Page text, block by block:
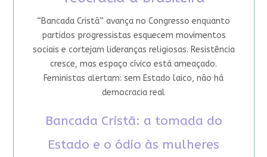
“Bancada Cristã” avança no Congresso enquanto
partidos progressistas esquecem movimentos
sociais e cortejam lideranças religiosas. Resistência
cresce, mas espaço cívico está ameaçado.
Feministas alertam: sem Estado laico, não há
democracia real
Bancada Cristã: a tomada do
Estado e o ódio às mulheres